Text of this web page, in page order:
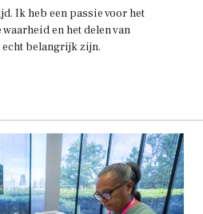
Ik heb een passie voor het
en het delen van
echt belangrijk zijn.